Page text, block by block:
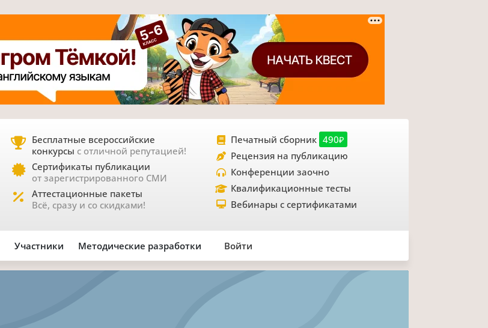
Бесплатные всероссийские
конкурсы с отличной репутацией!
Сертификаты публикации
от зарегистрированного СМИ
Аттестационные пакеты
Всё, сразу и со скидками!
Печатный сборник 490₽
Рецензия на публикацию
Конференции заочно
Квалификационные тесты
Вебинары с сертификатами
Участники Методические разработки Войти